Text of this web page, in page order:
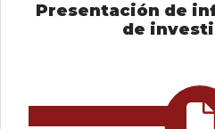
Presentación de
de